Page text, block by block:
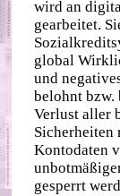
wird an
gearbeitet.
global
und
belohnt bzw.
Verlust aller
Sicherheiten
Kontodaten
gesperrt